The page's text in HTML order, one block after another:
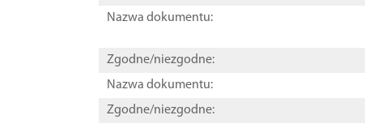
Nazwa dokumentu:
Zgodne/niezgodne:
Nazwa dokumentu:
Zgodne/niezgodne: